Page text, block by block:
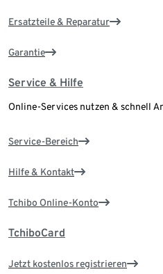
Ersatzteile & Reparatur
Garantie
Service & Hilfe
Online-Services nutzen & schnell
Service-Bereich
Hilfe & Kontakt
Tchibo Online-Konto
TchiboCard
Jetzt kostenlos registrieren